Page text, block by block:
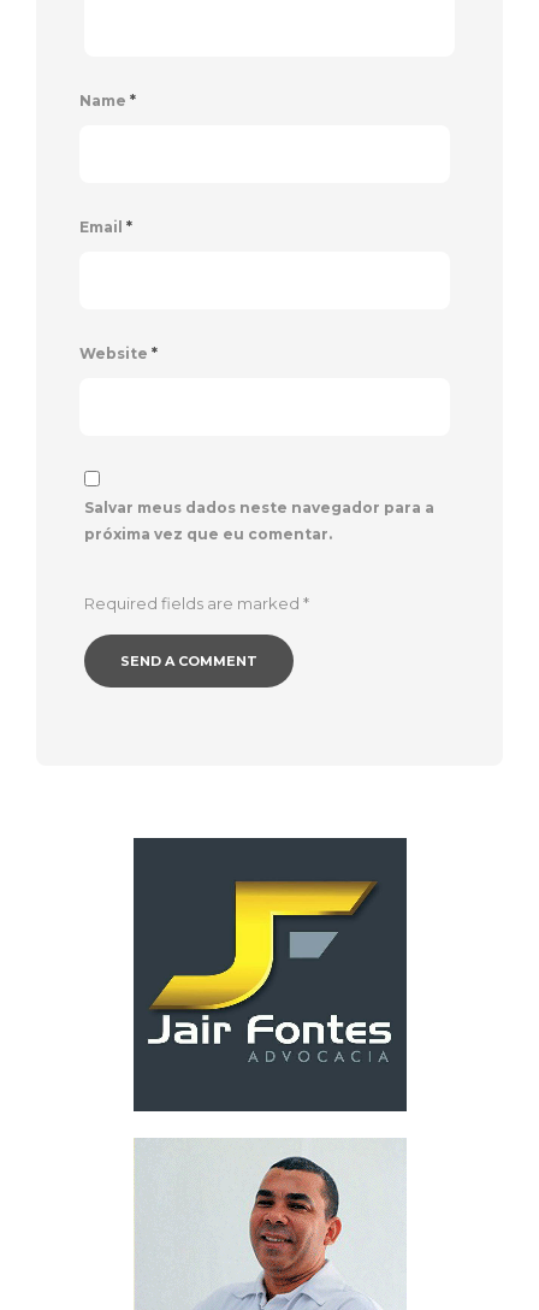
Name *
Email *
Website *
Salvar meus dados neste navegador para a
próxima vez que eu comentar.
Required fields are marked *